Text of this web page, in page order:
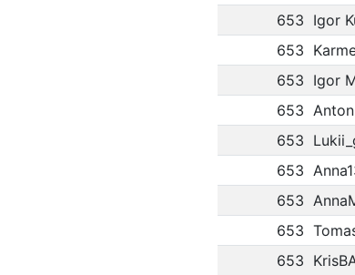
653 Igor
653
653 Igor
653
653
653
653
653
653